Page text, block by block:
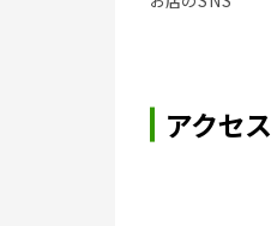
アクセス